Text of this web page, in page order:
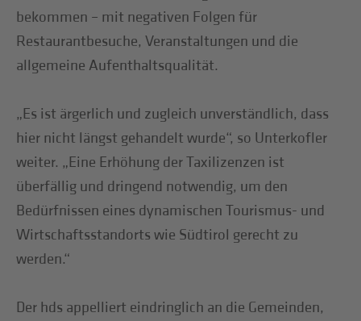
bekommen – mit negativen Folgen für
Restaurantbesuche, Veranstaltungen und die
allgemeine Aufenthaltsqualität.
„Es ist ärgerlich und zugleich unverständlich, dass
hier nicht längst gehandelt wurde“, so Unterkofler
weiter. „Eine Erhöhung der Taxilizenzen ist
überfällig und dringend notwendig, um den
Bedürfnissen eines dynamischen Tourismus- und
Wirtschaftsstandorts wie Südtirol gerecht zu
werden.“
Der hds appelliert eindringlich an die Gemeinden,